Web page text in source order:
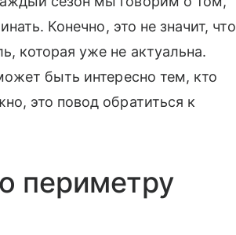
Конечно, это не значит, что
которая уже не актуальна.
быть интересно тем, кто
это повод обратиться к
периметру